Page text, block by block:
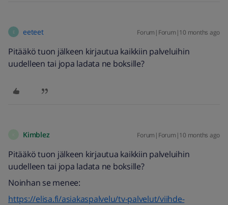
E eeteet Forum|Forum|10 months ago
Pitääkö tuon jälkeen kirjautua kaikkiin palveluihin
uudelleen tai jopa ladata ne boksille?
Kimblez Forum|Forum|10 months ago
Pitääkö tuon jälkeen kirjautua kaikkiin palveluihin
uudelleen tai jopa ladata ne boksille?
Noinhan se menee:
https://elisa.fi/asiakaspalvelu/tv-palvelut/viihde-